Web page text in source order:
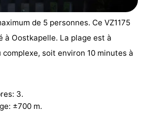
de 5 personnes. Ce VZ1175
à Oostkapelle. La plage est à
soit environ 10 minutes à
3.
±700 m.